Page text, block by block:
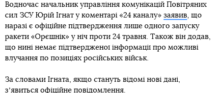
Водночас начальник управління комунікацій Повітряних
сил ЗСУ Юрій Ігнат у коментарі «24 каналу» заявив, що
наразі є офіційне підтвердження лише одного запуску
ракети «Орєшнік» у ніч проти 24 травня. Також він додав,
що нині немає підтвердженої інформації про можливі
влучання по позиціях російських військ.
За словами Ігната, якщо стануть відомі нові дані,
зʼявиться офіційне повідомлення.